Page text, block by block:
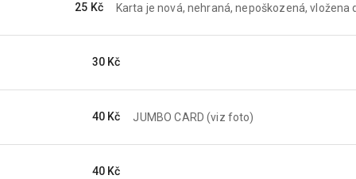
25 Kč Karta je nová, nehraná, nepoškozená, vložena
30 Kč
40 Kč JUMBO CARD (viz foto)
40 Kč